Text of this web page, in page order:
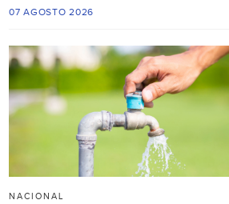
07 AGOSTO 2026
NACIONAL